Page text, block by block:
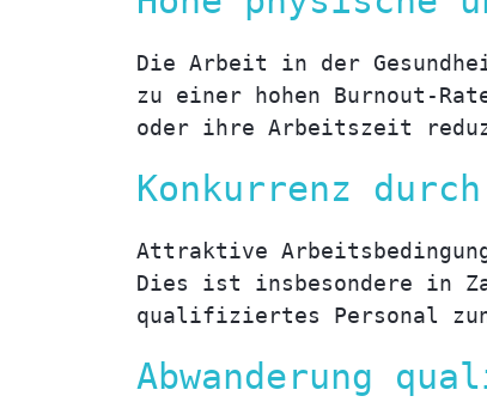
Die Arbeit in der
zu einer hohen Burnout-
oder ihre Arbeitszeit
Konkurrenz
Attraktive
Dies ist insbesondere in
qualifiziertes Personal
Abwanderung